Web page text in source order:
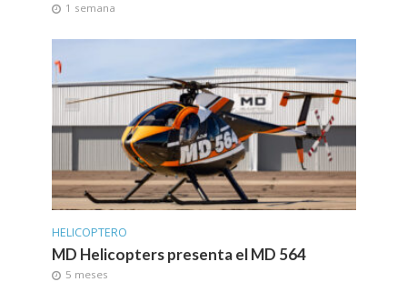
1 semana
HELICOPTERO
MD Helicopters presenta el MD 564
5 meses